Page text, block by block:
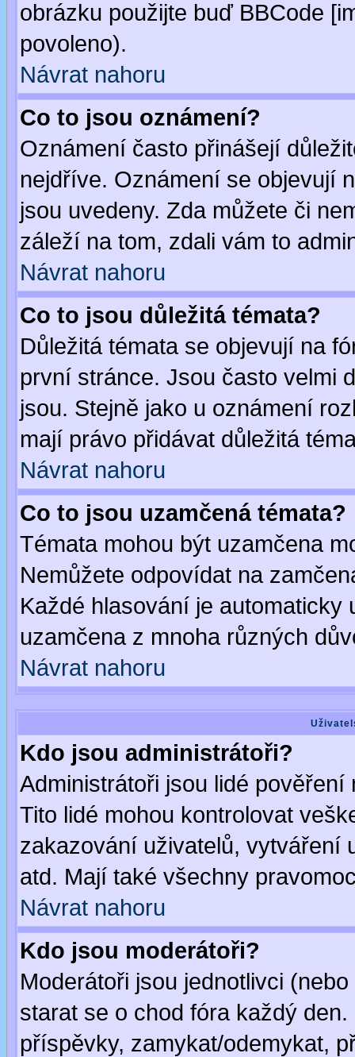
obrázku použijte buď BBCode
povoleno).
Návrat nahoru
Co to jsou oznámení?
Oznámení často přinášejí
nejdříve. Oznámení se objevují
jsou uvedeny. Zda můžete či
záleží na tom, zdali vám to
Návrat nahoru
Co to jsou důležitá témata?
Důležitá témata se objevují na
první stránce. Jsou často velmi
jsou. Stejně jako u oznámení
mají právo přidávat důležitá
Návrat nahoru
Co to jsou uzamčená témata?
Témata mohou být uzamčena
Nemůžete odpovídat na
Každé hlasování je automaticky
uzamčena z mnoha různých
Návrat nahoru
Kdo jsou administrátoři?
Administrátoři jsou lidé
Tito lidé mohou kontrolovat
zakazování uživatelů, vytváření
atd. Mají také všechny
Návrat nahoru
Kdo jsou moderátoři?
Moderátoři jsou jednotlivci
starat se o chod fóra každý
příspěvky, zamykat/odemykat,